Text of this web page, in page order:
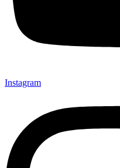
Instagram